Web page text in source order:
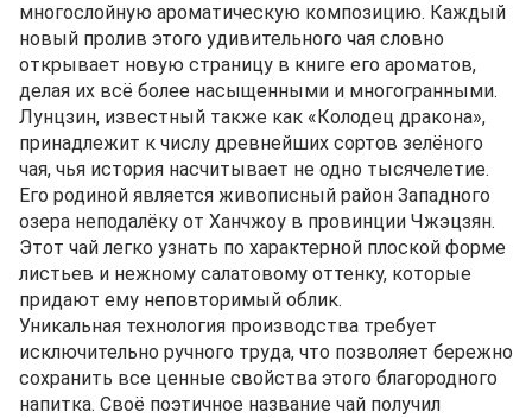
многослойную ароматическую композицию. Каждый
новый пролив этого удивительного чая словно
открывает новую страницу в книге его ароматов,
делая их всё более насыщенными и многогранными.
Лунцзин, известный также как «Колодец дракона»,
принадлежит к числу древнейших сортов зелёного
чая, чья история насчитывает не одно тысячелетие.
Его родиной является живописный район Западного
озера неподалёку от Ханчжоу в провинции Чжэцзян.
Этот чай легко узнать по характерной плоской форме
листьев и нежному салатовому оттенку, которые
придают ему неповторимый облик.
Уникальная технология производства требует
исключительно ручного труда, что позволяет бережно
сохранить все ценные свойства этого благородного
напитка. Своё поэтичное название чай получил